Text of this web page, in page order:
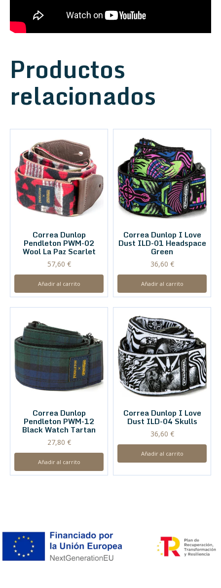
Productos
relacionados
Correa Dunlop
Pendleton PWM-02
Wool La Paz Scarlet
57,60 €
Añadir al carrito
Correa Dunlop I Love
Dust ILD-01 Headspace
Green
36,60 €
Añadir al carrito
Correa Dunlop
Pendleton PWM-12
Black Watch Tartan
27,80 €
Añadir al carrito
Correa Dunlop I Love
Dust ILD-04 Skulls
36,60 €
Añadir al carrito